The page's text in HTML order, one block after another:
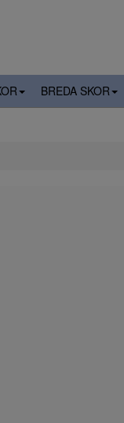
BREDA SKOR